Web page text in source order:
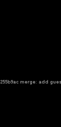
255b9ac merge: add